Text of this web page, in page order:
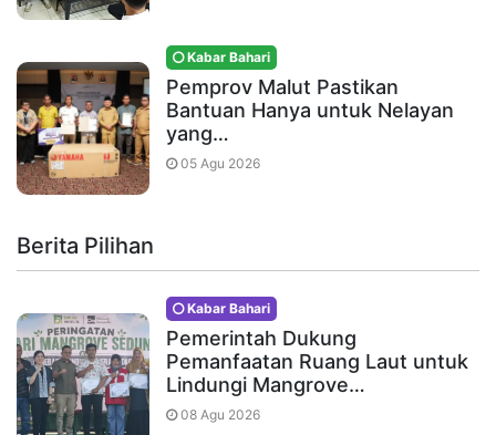
Kabar Bahari
Pemprov Malut Pastikan
Bantuan Hanya untuk Nelayan
yang…
05 Agu 2026
Berita Pilihan
Kabar Bahari
Pemerintah Dukung
Pemanfaatan Ruang Laut untuk
Lindungi Mangrove…
08 Agu 2026